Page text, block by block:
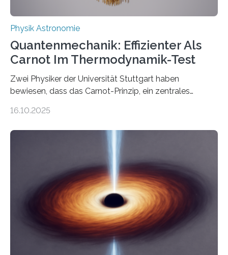
Physik Astronomie
Quantenmechanik: Effizienter Als
Carnot Im Thermodynamik-Test
Zwei Physiker der Universität Stuttgart haben
bewiesen, dass das Carnot-Prinzip, ein zentrales
Größenordnung von Atomen gilt, deren physikalische
Quantenmotoren voranbringen. Das
Wissenschaftsjournal Science Advances veröffentlichte
die Herleitung. (DOI: 10.1126/sciadv.adw8462)
Verbrennungsmotoren oder Dampfturbinen sind
Wärmekraftmaschinen: Sie wandeln thermische
Energie in mechanische Bewegung um – oder anders
ausgedrückt, Wärme in Bewegung. In
quantenmechanischen Experimenten ist es in den…
16.10.2025